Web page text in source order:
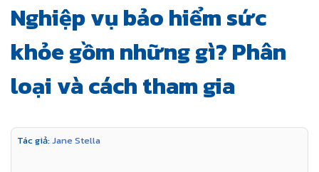
Nghiệp vụ bảo hiểm sức
khỏe gồm những gì? Phân
loại và cách tham gia
Tác giả:Jane Stella